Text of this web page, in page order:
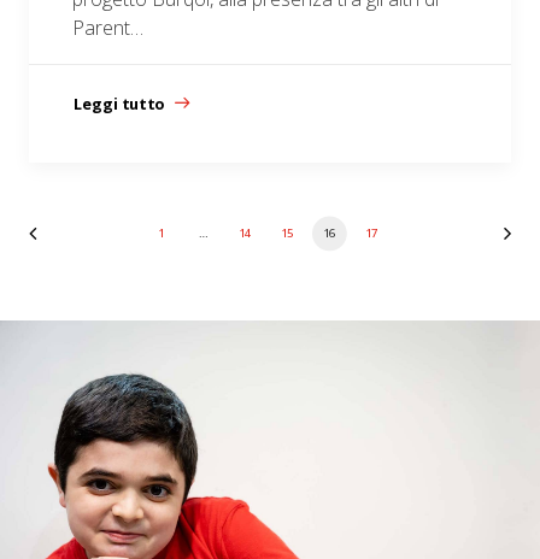
Parent…
Leggi tutto
1 … 14 15 16 17